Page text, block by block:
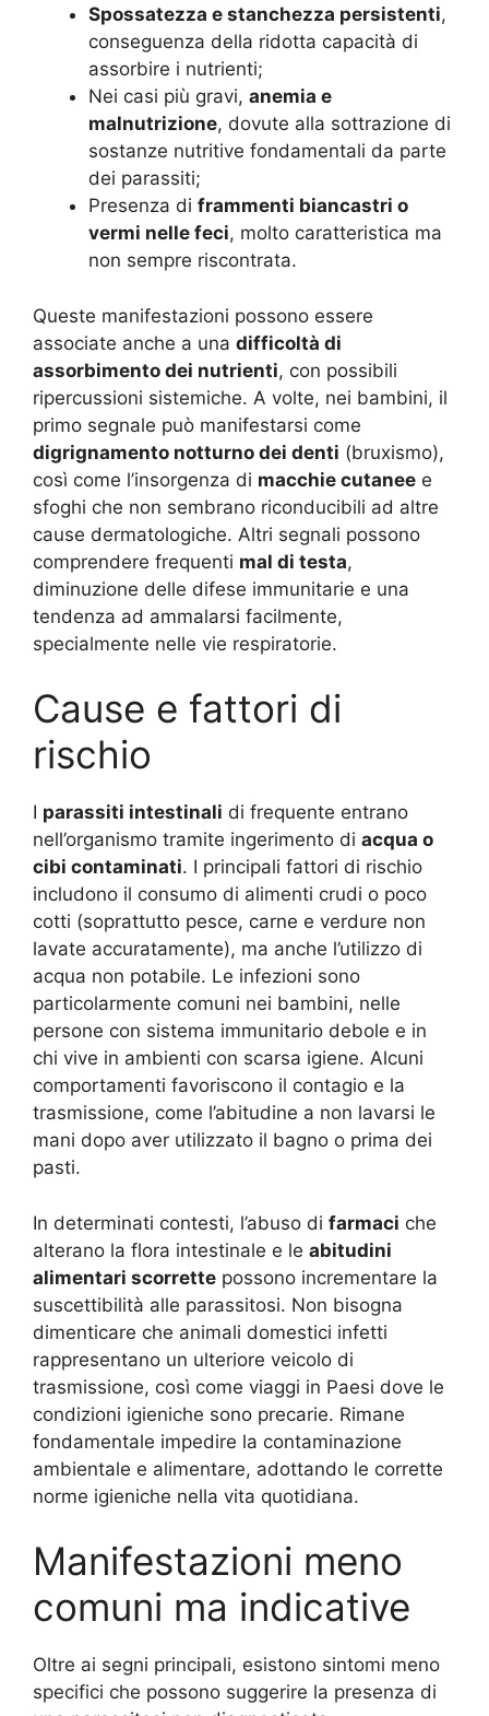
Spossatezza e stanchezza persistenti,
conseguenza della ridotta capacità di
assorbire i nutrienti;
Nei casi più gravi, anemia e
malnutrizione, dovute alla sottrazione di
sostanze nutritive fondamentali da parte
dei parassiti;
Presenza di frammenti biancastri o
vermi nelle feci, molto caratteristica ma
non sempre riscontrata.
Queste manifestazioni possono essere
associate anche a una difficoltà di
assorbimento dei nutrienti, con possibili
ripercussioni sistemiche. A volte, nei bambini, il
primo segnale può manifestarsi come
digrignamento notturno dei denti (bruxismo),
così come l’insorgenza di macchie cutanee e
sfoghi che non sembrano riconducibili ad altre
cause dermatologiche. Altri segnali possono
comprendere frequenti mal di testa,
diminuzione delle difese immunitarie e una
tendenza ad ammalarsi facilmente,
specialmente nelle vie respiratorie.
Cause e fattori di
rischio
I parassiti intestinali di frequente entrano
nell’organismo tramite ingerimento di acqua o
cibi contaminati. I principali fattori di rischio
includono il consumo di alimenti crudi o poco
cotti (soprattutto pesce, carne e verdure non
lavate accuratamente), ma anche l’utilizzo di
acqua non potabile. Le infezioni sono
particolarmente comuni nei bambini, nelle
persone con sistema immunitario debole e in
chi vive in ambienti con scarsa igiene. Alcuni
comportamenti favoriscono il contagio e la
trasmissione, come l’abitudine a non lavarsi le
mani dopo aver utilizzato il bagno o prima dei
pasti.
In determinati contesti, l’abuso di farmaci che
alterano la flora intestinale e le abitudini
alimentari scorrette possono incrementare la
suscettibilità alle parassitosi. Non bisogna
dimenticare che animali domestici infetti
rappresentano un ulteriore veicolo di
trasmissione, così come viaggi in Paesi dove le
condizioni igieniche sono precarie. Rimane
fondamentale impedire la contaminazione
ambientale e alimentare, adottando le corrette
norme igieniche nella vita quotidiana.
Manifestazioni meno
comuni ma indicative
Oltre ai segni principali, esistono sintomi meno
specifici che possono suggerire la presenza di